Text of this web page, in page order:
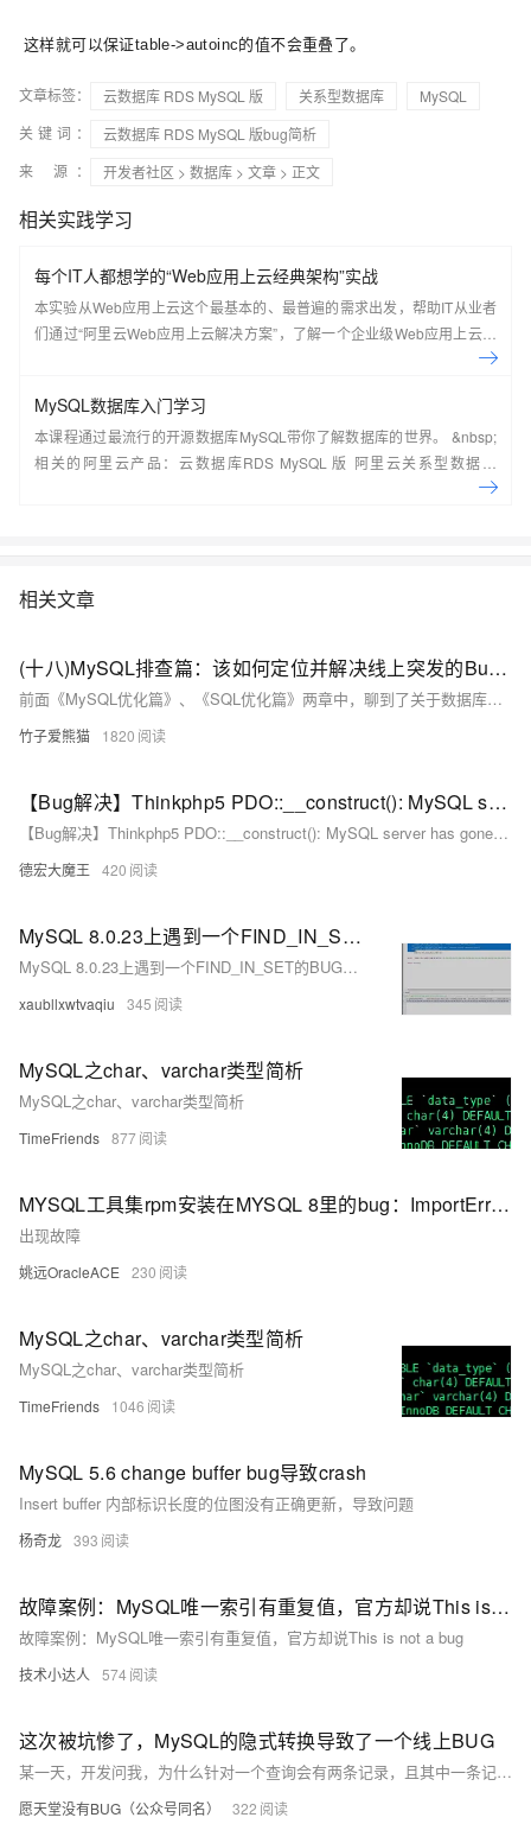
这样就可以保证table->autoinc的值不会重叠了。
文章标签： 云数据库 RDS MySQL 版 关系型数据库
MySQL
关键词：
云数据库 RDS MySQL 版bug简析
来 源：
开发者社区 > 数据库 > 文章 > 正文
相关实践学习
每个IT人都想学的“Web应用上云经典架构”实战
本实验从Web应用上云这个最基本的、最普遍的需求出发，帮助IT从业者
们通过“阿里云Web应用上云解决方案”，了解一个企业级Web应用上云的
MySQL数据库入门学习
本课程通过最流行的开源数据库MySQL带你了解数据库的世界。 &nbsp;
相关的阿里云产品：云数据库RDS MySQL 版 阿里云关系型数据库
RDS（Relational Database Service）是一种稳定可靠、可弹性伸缩的在
相关文章
(十八)MySQL排查篇：该如何定位并解决线上突发的Bug与疑难杂症？
前面《MySQL优化篇》、《SQL优化篇》两章中，聊到了关于数据库性能优化的话题，而本文则再来聊一聊关于MySQL线上排查方面的话题。线上排查、性能优化等内容是面试过程中的“常客”，而对于线上遇到的“疑难杂症”，需要通过理性的思维去分析问题、排查问题、定位问题，最后再着手解决问题，同时，如果解决掉所遇到的问题或瓶颈后，也可以在能力范围之内尝试最优解以及适当考虑拓展性。
竹子爱熊猫 1820
【Bug解决】Thinkphp5 PDO::__construct(): MySQL server has gone away解决办法
【Bug解决】Thinkphp5 PDO::__construct(): MySQL server has gone away解决办法
德宏大魔王 420
MySQL 8.0.23上遇到一个FIND_IN_SET的BUG(一）
MySQL 8.0.23上遇到一个FIND_IN_SET的BUG（一）
xaubllxwtvaqiu 345
MySQL之char、varchar类型简析
MySQL之char、varchar类型简析
TimeFriends 877
MYSQL工具集rpm安装在MYSQL 8里的bug：ImportError: No module named utilities.command.binlog_admin
出现故障
姚远OracleACE 230
MySQL之char、varchar类型简析
MySQL之char、varchar类型简析
TimeFriends 1046
MySQL 5.6 change buffer bug导致crash
Insert buffer 内部标识长度的位图没有正确更新，导致问题
杨奇龙 393
故障案例：MySQL唯一索引有重复值，官方却说This is not a bug
故障案例：MySQL唯一索引有重复值，官方却说This is not a bug
技术小达人 574
这次被坑惨了，MySQL的隐式转换导致了一个线上BUG
某一天，开发问我，为什么针对一个查询会有两条记录，且其中一条记录并不符合条件select * from tablea where xxno = 170325171202362928;xxno为 170325171202362928 和 170325171202362930的都出现在结果中。 一个等值查询为什么会有另外一个不同值的记录查询出来呢？ 我们一起来看看究竟！
愿天堂没有BUG（公众号同名） 322